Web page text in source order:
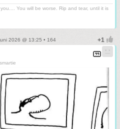
You will be worse. Rip and tear, until it is
2026 @ 13:25 • 164
smartie